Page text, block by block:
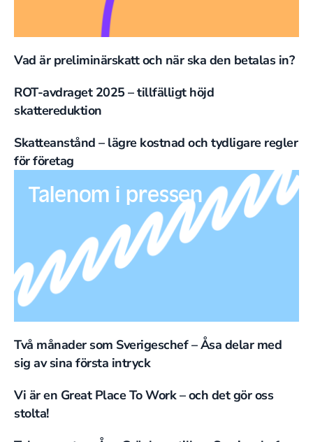
Vad är preliminärskatt och när ska den betalas in?
ROT-avdraget 2025 – tillfälligt höjd
skattereduktion
Skatteanstånd – lägre kostnad och tydligare regler
för företag
Talenom i pressen
Två månader som Sverigeschef – Åsa delar med
sig av sina första intryck
Vi är en Great Place To Work – och det gör oss
stolta!